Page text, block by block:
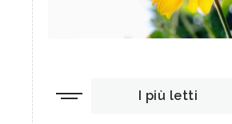
I più letti